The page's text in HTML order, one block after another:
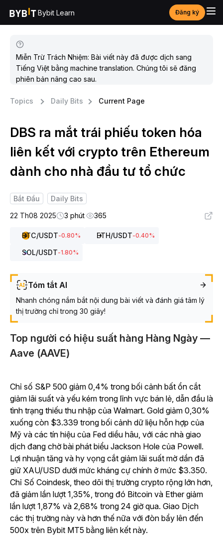
Bybit Learn Đăng ký
Miễn Trừ Trách Nhiệm: Bài viết này đã được dịch sang
Tiếng Việt bằng machine translation. Chúng tôi sẽ đăng
phiên bản nâng cao sau.
Topics Daily Bits Current Page
DBS ra mắt trái phiếu token hóa
liên kết với crypto trên Ethereum
dành cho nhà đầu tư tổ chức
Bắt Đầu
Daily Bits
22 Th08 2025
3 phút 365
BTC/USDT-0.80% ETH/USDT-0.40%
SOL/USDT-1.80%
Tóm tắt AI
Nhanh chóng nắm bắt nội dung bài viết và đánh giá tâm lý
thị trường chỉ trong 30 giây!
Top người có hiệu suất hàng Hàng Ngày —
Aave (AAVE)
Chỉ số S&P 500 giảm 0,4% trong bối cảnh bất ổn cắt
giảm lãi suất và yếu kém trong lĩnh vực bán lẻ, dẫn đầu là
tình trạng thiếu thu nhập của Walmart. Gold giảm 0,30%
xuống còn $3.339 trong bối cảnh dữ liệu hỗn hợp của
Mỹ và các tín hiệu của Fed diều hâu, với các nhà giao
dịch đang chờ bài phát biểu Jackson Hole của Powell.
Lợi nhuận tăng và hy vọng cắt giảm lãi suất mờ dần đã
giữ XAU/USD dưới mức kháng cự chính ở mức $3.350.
Chỉ Số Coindesk, theo dõi thị trường crypto rộng lớn hơn,
đã giảm lần lượt 1,35%, trong đó Bitcoin và Ether giảm
lần lượt 1,87% và 2,68% trong 24 giờ qua. Giao Dịch
các thị trường này và hơn thế nữa với đòn bẩy lên đến
500x trên Bybit MT5 bằng liên kết này.